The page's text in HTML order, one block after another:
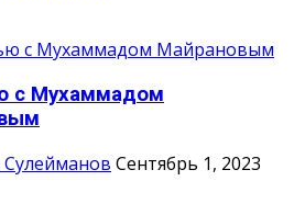
с Мухаммадом
Сулейманов Сентябрь 1, 2023